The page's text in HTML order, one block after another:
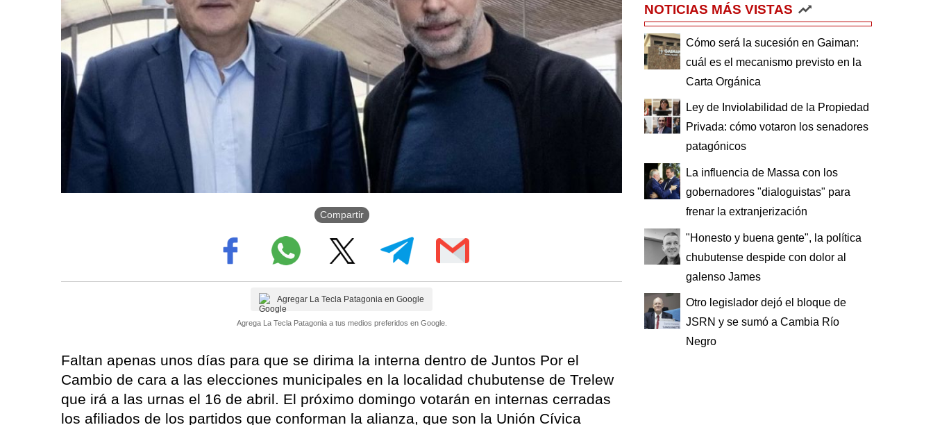
Compartir
Agregar La Tecla Patagonia en Google
Agrega La Tecla Patagonia a tus medios preferidos en Google.
Faltan apenas unos días para que se dirima la interna dentro de Juntos Por el
Cambio de cara a las elecciones municipales en la localidad chubutense de Trelew
que irá a las urnas el 16 de abril. El próximo domingo votarán en internas cerradas
los afiliados de los partidos que conforman la alianza, que son la Unión Cívica
NOTICIAS MÁS VISTAS
Cómo será la sucesión en Gaiman:
cuál es el mecanismo previsto en la
Carta Orgánica
Ley de Inviolabilidad de la Propiedad
Privada: cómo votaron los senadores
patagónicos
La influencia de Massa con los
gobernadores "dialoguistas" para
frenar la extranjerización
"Honesto y buena gente", la política
chubutense despide con dolor al
galenso James
Otro legislador dejó el bloque de
JSRN y se sumó a Cambia Río
Negro